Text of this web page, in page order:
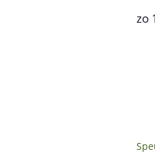
zo